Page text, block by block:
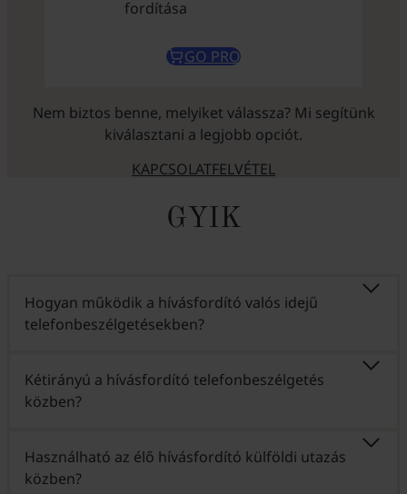
fordítása
GO PRO
Nem biztos benne, melyiket válassza? Mi segítünk
kiválasztani a legjobb opciót.
KAPCSOLATFELVÉTEL
GYIK
Hogyan működik a hívásfordító valós idejű
telefonbeszélgetésekben?
Kétirányú a hívásfordító telefonbeszélgetés
közben?
Használható az élő hívásfordító külföldi utazás
közben?